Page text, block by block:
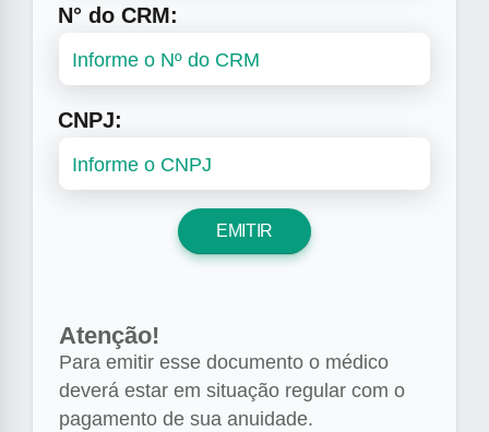
N° do CRM:
CNPJ:
EMITIR
Atenção!
Para emitir esse documento o médico
deverá estar em situação regular com o
pagamento de sua anuidade.